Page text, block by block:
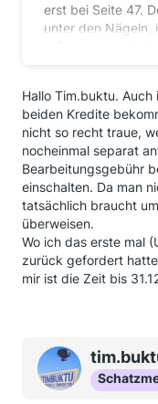
erst bei Seite 47.
unter den Nägeln,
sofern es bereits
dabei die
übernommen.
Durchführung" der
bezahlen. Diese
Jahres
dass lt. Vertrag
wurde. Sprich
"Gebühr für die
Richtig?
Ansonsten bin ich
Donnerstag
Damit erkennt die
Tisch ist - auch
Hallo Tim.buktu.
beiden Kredite
nicht so recht traue,
nocheinmal separat
Bearbeitungsgebühr
einschalten. Da man
tatsächlich braucht
überweisen.
Wo ich das erste mal
zurück gefordert
mir ist die Zeit bis